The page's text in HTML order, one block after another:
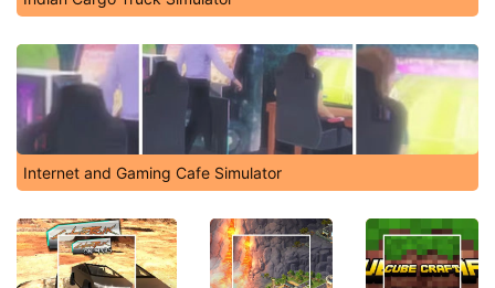
Internet and Gaming Cafe Simulator